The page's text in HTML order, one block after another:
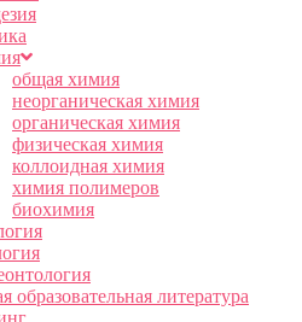
общая химия
неорганическая химия
органическая химия
физическая химия
коллоидная химия
химия полимеров
биохимия
образовательная литература